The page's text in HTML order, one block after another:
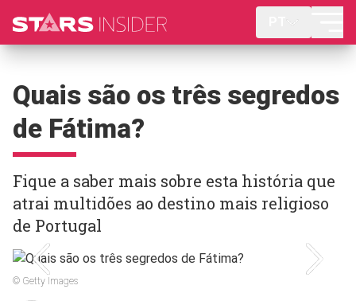
Quais são os três segredos
de Fátima?
Fique a saber mais sobre esta história que
atrai multidões ao destino mais religioso
de Portugal
© Getty Images